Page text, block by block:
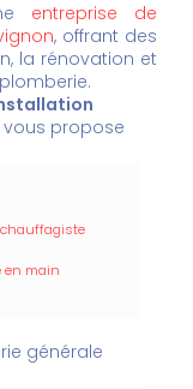
entreprise de
, offrant des
la rénovation et
vous propose
en main
générale